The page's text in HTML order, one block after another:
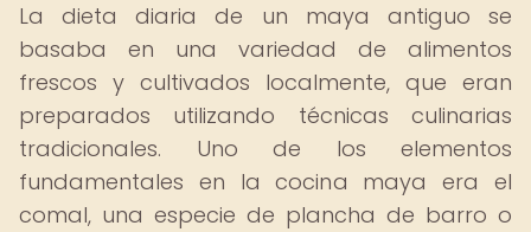
La dieta diaria de un maya antiguo se
basaba en una variedad de alimentos
frescos y cultivados localmente, que eran
preparados utilizando técnicas culinarias
tradicionales. Uno de los elementos
fundamentales en la cocina maya era el
comal, una especie de plancha de barro o